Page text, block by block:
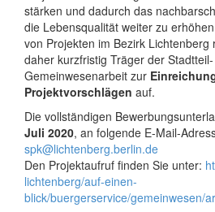
stärken und dadurch das
die Lebensqualität weiter zu
von Projekten im Bezirk Lichtenberg
daher kurzfristig Träger der
Gemeinwesenarbeit zur
Projektvorschlägen auf.
Die vollständigen
Juli 2020, an folgende E-Mail-
spk@lichtenberg.berlin.de
Den Projektaufruf finden Sie unter:
lichtenberg/auf-einen-
blick/buergerservice/gemeinwesen/